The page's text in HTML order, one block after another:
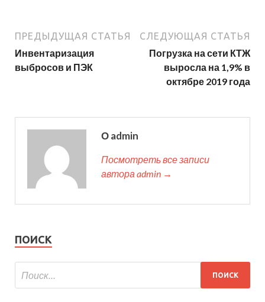
ПРЕДЫДУЩАЯ СТАТЬЯ
Инвентаризация
выбросов и ПЭК
СЛЕДУЮЩАЯ СТАТЬЯ
Погрузка на сети КТЖ
выросла на 1,9% в
октябре 2019 года
О admin
Посмотреть все записи
автора admin →
ПОИСК